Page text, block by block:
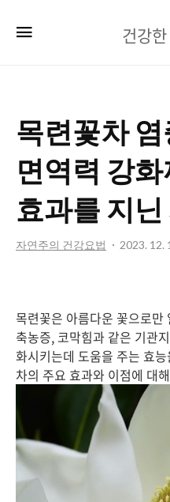
건강
목련꽃차
면역력 강
효과를 지
자연주의 건강요법 2023. 12.
목련꽃은 아름다운 꽃으로
축농증, 코막힘과 같은 기관
화시키는데 도움을 주는 효
차의 주요 효과와 이점에 대